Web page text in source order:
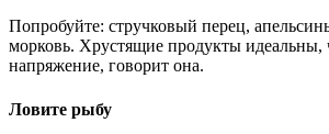
Попробуйте: стручковый перец,
морковь. Хрустящие продукты идеальны,
напряжение, говорит она.
Ловите рыбу